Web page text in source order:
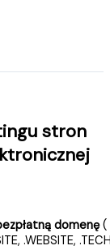
stron
domenę(
.WEBSITE,